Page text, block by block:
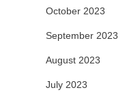
October 2023
September 2023
August 2023
July 2023